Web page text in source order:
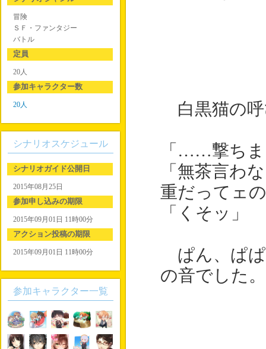
白黒猫の
「……撃ち
「無茶言わ
重だってェ
「くそッ」
ぱん、ぱぱ
の音でした。
冒険
ＳＦ・ファンタジー
バトル
定員
20人
参加キャラクター数
20人
シナリオスケジュール
シナリオガイド公開日
2015年08月25日
参加申し込みの期限
2015年09月01日 11時00分
アクション投稿の期限
2015年09月01日 11時00分
参加キャラクター一覧